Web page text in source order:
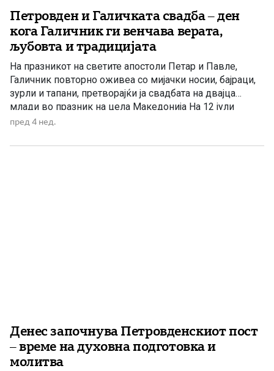
Петровден и Галичката свадба – ден
кога Галичник ги венчава верата,
љубовта и традицијата
На празникот на светите апостоли Петар и Павле,
Галичник повторно оживеа со мијачки носии, бајраци,
зурли и тапани, претворајќи ја свадбата на двајца
млади во празник на цела Македонија На 12 јули
православните христијани го празнуваат Петровден –
Петар и Павле, двајца од најзначајните проповедници
пред 4 нед.
Денес започнува Петровденскиот пост
– време на духовна подготовка и
молитва